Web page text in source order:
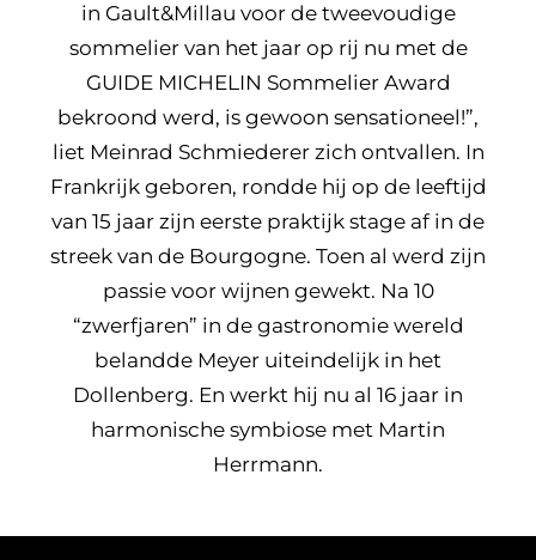
in Gault&Millau voor de tweevoudige
sommelier van het jaar op rij nu met de
GUIDE MICHELIN Sommelier Award
bekroond werd, is gewoon sensationeel!”,
liet Meinrad Schmiederer zich ontvallen. In
Frankrijk geboren, rondde hij op de leeftijd
van 15 jaar zijn eerste praktijk stage af in de
streek van de Bourgogne. Toen al werd zijn
passie voor wijnen gewekt. Na 10
“zwerfjaren” in de gastronomie wereld
belandde Meyer uiteindelijk in het
Dollenberg. En werkt hij nu al 16 jaar in
harmonische symbiose met Martin
Herrmann.